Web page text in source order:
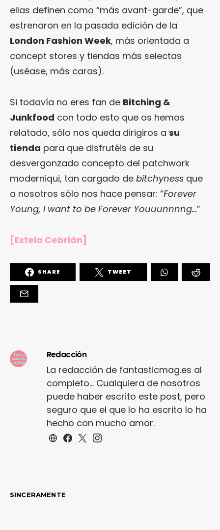
ellas definen como “más avant-garde”, que
estrenaron en la pasada edición de la
London Fashion Week, más orientada a
concept stores y tiendas más selectas
(uséase, más caras).
Si todavía no eres fan de Bitching &
Junkfood con todo esto que os hemos
relatado, sólo nos queda dirigiros a su
tienda para que disfrutéis de su
desvergonzado concepto del patchwork
moderniqui, tan cargado de bitchyness que
a nosotros sólo nos hace pensar: “Forever
Young, I want to be Forever Youuunnnng…”
[Estela Cebrián]
SHARE TWEET
Redacción
La redacción de fantasticmag.es al
completo... Cualquiera de nosotros
puede haber escrito este post, pero
seguro que el que lo ha escrito lo ha
hecho con mucho amor.
SINCERAMENTE